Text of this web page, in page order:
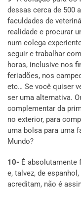
dessas cerca de 500
faculdades de
realidade e procurar
num colega
seguir e trabalhar
horas, inclusive nos
feriadões, nos
etc… Se você quiser
ser uma alternativa.
complementar da
no exterior, para
uma bolsa para uma
Mundo?
10- É absolutamente
e, talvez, de
acreditam, não é